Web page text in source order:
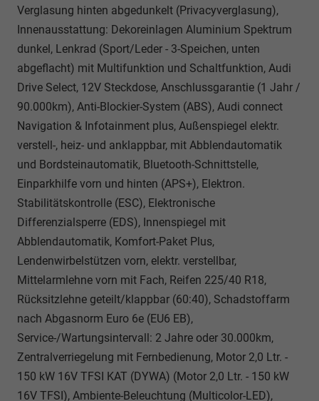
Verglasung hinten abgedunkelt (Privacyverglasung),
Innenausstattung: Dekoreinlagen Aluminium Spektrum
dunkel, Lenkrad (Sport/Leder - 3-Speichen, unten
abgeflacht) mit Multifunktion und Schaltfunktion, Audi
Drive Select, 12V Steckdose, Anschlussgarantie (1 Jahr /
90.000km), Anti-Blockier-System (ABS), Audi connect
Navigation & Infotainment plus, Außenspiegel elektr.
verstell-, heiz- und anklappbar, mit Abblendautomatik
und Bordsteinautomatik, Bluetooth-Schnittstelle,
Einparkhilfe vorn und hinten (APS+), Elektron.
Stabilitätskontrolle (ESC), Elektronische
Differenzialsperre (EDS), Innenspiegel mit
Abblendautomatik, Komfort-Paket Plus,
Lendenwirbelstützen vorn, elektr. verstellbar,
Mittelarmlehne vorn mit Fach, Reifen 225/40 R18,
Rücksitzlehne geteilt/klappbar (60:40), Schadstoffarm
nach Abgasnorm Euro 6e (EU6 EB),
Service-/Wartungsintervall: 2 Jahre oder 30.000km,
Zentralverriegelung mit Fernbedienung, Motor 2,0 Ltr. -
150 kW 16V TFSI KAT (DYWA) (Motor 2,0 Ltr. - 150 kW
16V TFSI), Ambiente-Beleuchtung (Multicolor-LED),